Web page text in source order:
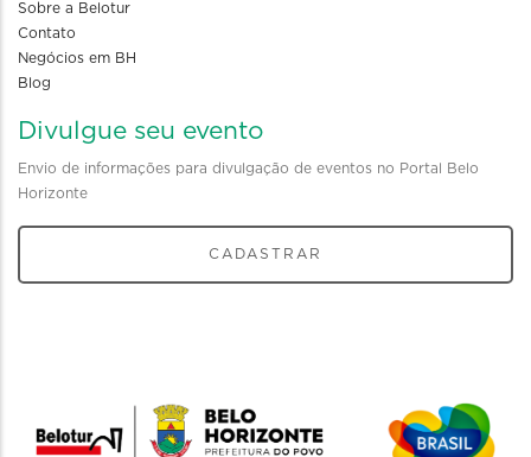
Sobre a Belotur
Contato
Negócios em BH
Blog
Divulgue seu evento
Envio de informações para divulgação de eventos no Portal Belo
Horizonte
CADASTRAR